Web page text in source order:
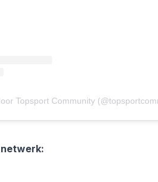
Topsport Community